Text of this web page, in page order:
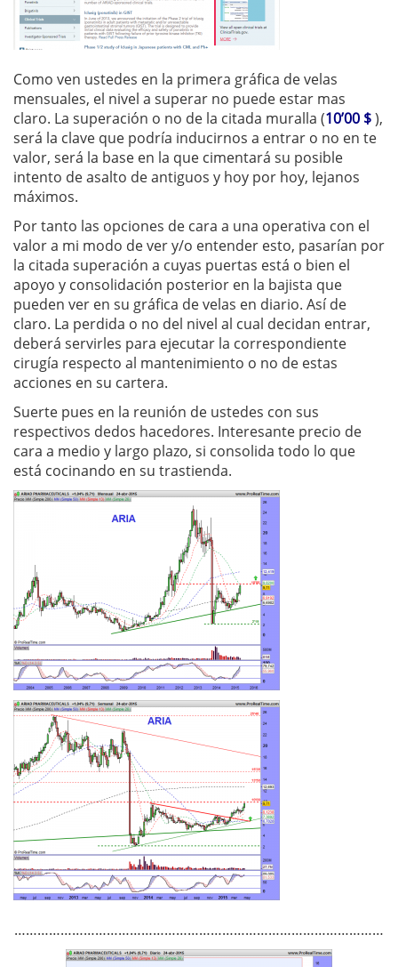
Como ven ustedes en la primera gráfica de velas
mensuales, el nivel a superar no puede estar mas
claro. La superación o no de la citada muralla (10’00 $),
será la clave que podría inducirnos a entrar o no en te
valor, será la base en la que cimentará su posible
intento de asalto de antiguos y hoy por hoy, lejanos
máximos.
Por tanto las opciones de cara a una operativa con el
valor a mi modo de ver y/o entender esto, pasarían por
la citada superación a cuyas puertas está o bien el
apoyo y consolidación posterior en la bajista que
pueden ver en su gráfica de velas en diario. Así de
claro. La perdida o no del nivel al cual decidan entrar,
deberá servirles para ejecutar la correspondiente
cirugía respecto al mantenimiento o no de estas
acciones en su cartera.
Suerte pues en la reunión de ustedes con sus
respectivos dedos hacedores. Interesante precio de
cara a medio y largo plazo, si consolida todo lo que
está cocinando en su trastienda.
……………………………………………………………………………………